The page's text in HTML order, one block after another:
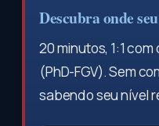
Descubra onde
20 minutos, 1:1 com
(PhD-FGV). Sem
sabendo seu nível